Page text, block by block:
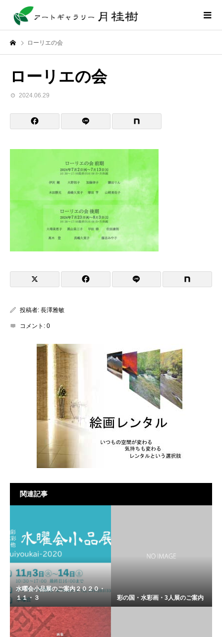
ローリエの会
ローリエの会
2024.06.29
投稿者: 長澤雅敏
コメント: 0
関連記事
水曜会小品展のご案内２０２０・
１１・３
彩の国・水彩画・3人展のご案内